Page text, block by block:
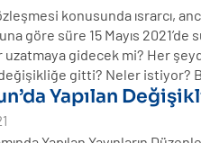
konusunda ısrarcı,
göre süre 15 Mayıs
uzatmaya gidecek mi? Her
gitti? Neler istiyor?
Yapılan